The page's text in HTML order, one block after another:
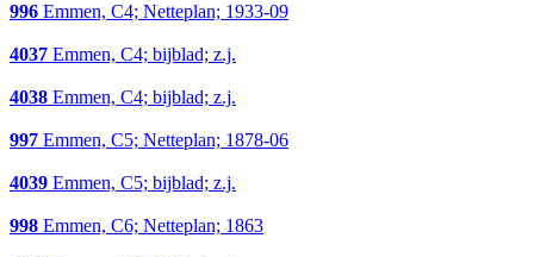
996 Emmen, C4; Netteplan; 1933-09
4037 Emmen, C4; bijblad; z.j.
4038 Emmen, C4; bijblad; z.j.
997 Emmen, C5; Netteplan; 1878-06
4039 Emmen, C5; bijblad; z.j.
998 Emmen, C6; Netteplan; 1863